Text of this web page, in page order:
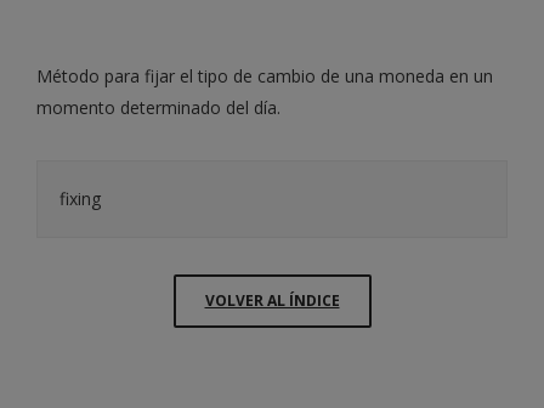
Método para fijar el tipo de cambio de una moneda en un
momento determinado del día.
fixing
VOLVER AL ÍNDICE